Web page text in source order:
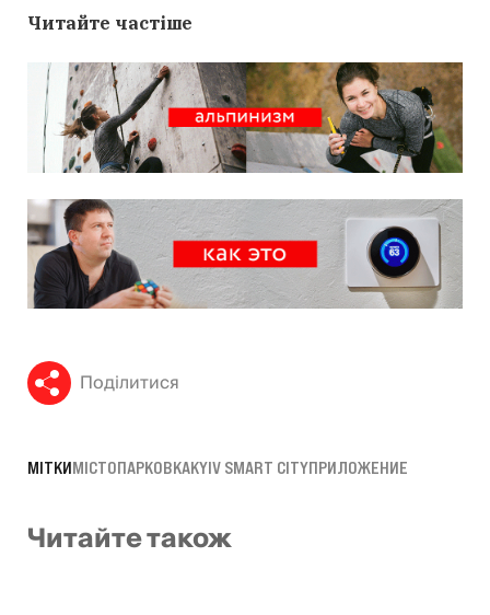
Читайте частіше
Поділитися
МІТКИМІСТОПАРКОВКАKYIV SMART CITYПРИЛОЖЕНИЕ
Читайте також